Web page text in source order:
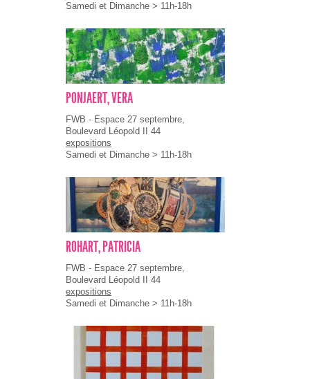
Samedi et Dimanche > 11h-18h
PONJAERT, VERA
FWB - Espace 27 septembre,
Boulevard Léopold II 44
expositions
Samedi et Dimanche > 11h-18h
ROHART, PATRICIA
FWB - Espace 27 septembre,
Boulevard Léopold II 44
expositions
Samedi et Dimanche > 11h-18h